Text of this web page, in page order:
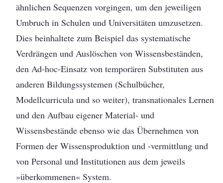
ähnlichen Sequenzen vorgingen, um den jeweiligen
Umbruch in Schulen und Universitäten umzusetzen.
Dies beinhaltete zum Beispiel das systematische
Verdrängen und Auslöschen von Wissensbeständen,
den Ad-hoc-Einsatz von temporären Substituten aus
anderen Bildungssystemen (Schulbücher,
Modellcurricula und so weiter), transnationales Lernen
und den Aufbau eigener Material- und
Wissensbestände ebenso wie das Übernehmen von
Formen der Wissensproduktion und -vermittlung und
von Personal und Institutionen aus dem jeweils
»überkommenen« System.